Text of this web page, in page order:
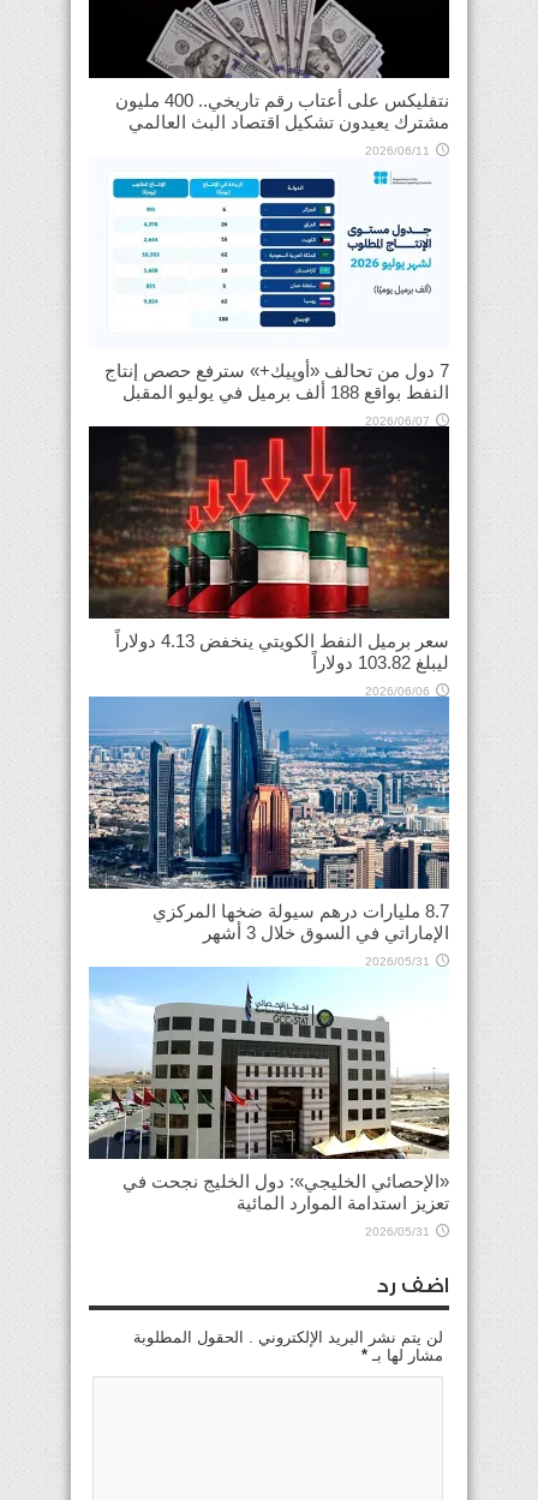
نتفليكس على أعتاب رقم تاريخي.. 400 مليون
مشترك يعيدون تشكيل اقتصاد البث العالمي
2026/06/11
7 دول من تحالف «أوپيك+» سترفع حصص إنتاج
النفط بواقع 188 ألف برميل في يوليو المقبل
2026/06/07
سعر برميل النفط الكويتي ينخفض 4.13 دولاراً
ليبلغ 103.82 دولاراً
2026/06/06
8.7 مليارات درهم سيولة ضخها المركزي
الإماراتي في السوق خلال 3 أشهر
2026/05/31
«الإحصائي الخليجي»: دول الخليج نجحت في
تعزيز استدامة الموارد المائية
2026/05/31
اضف رد
لن يتم نشر البريد الإلكتروني . الحقول المطلوبة
مشار لها بـ *